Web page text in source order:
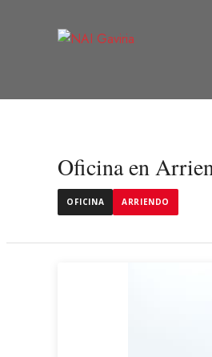
Oficina en
OFICINA ARRIENDO